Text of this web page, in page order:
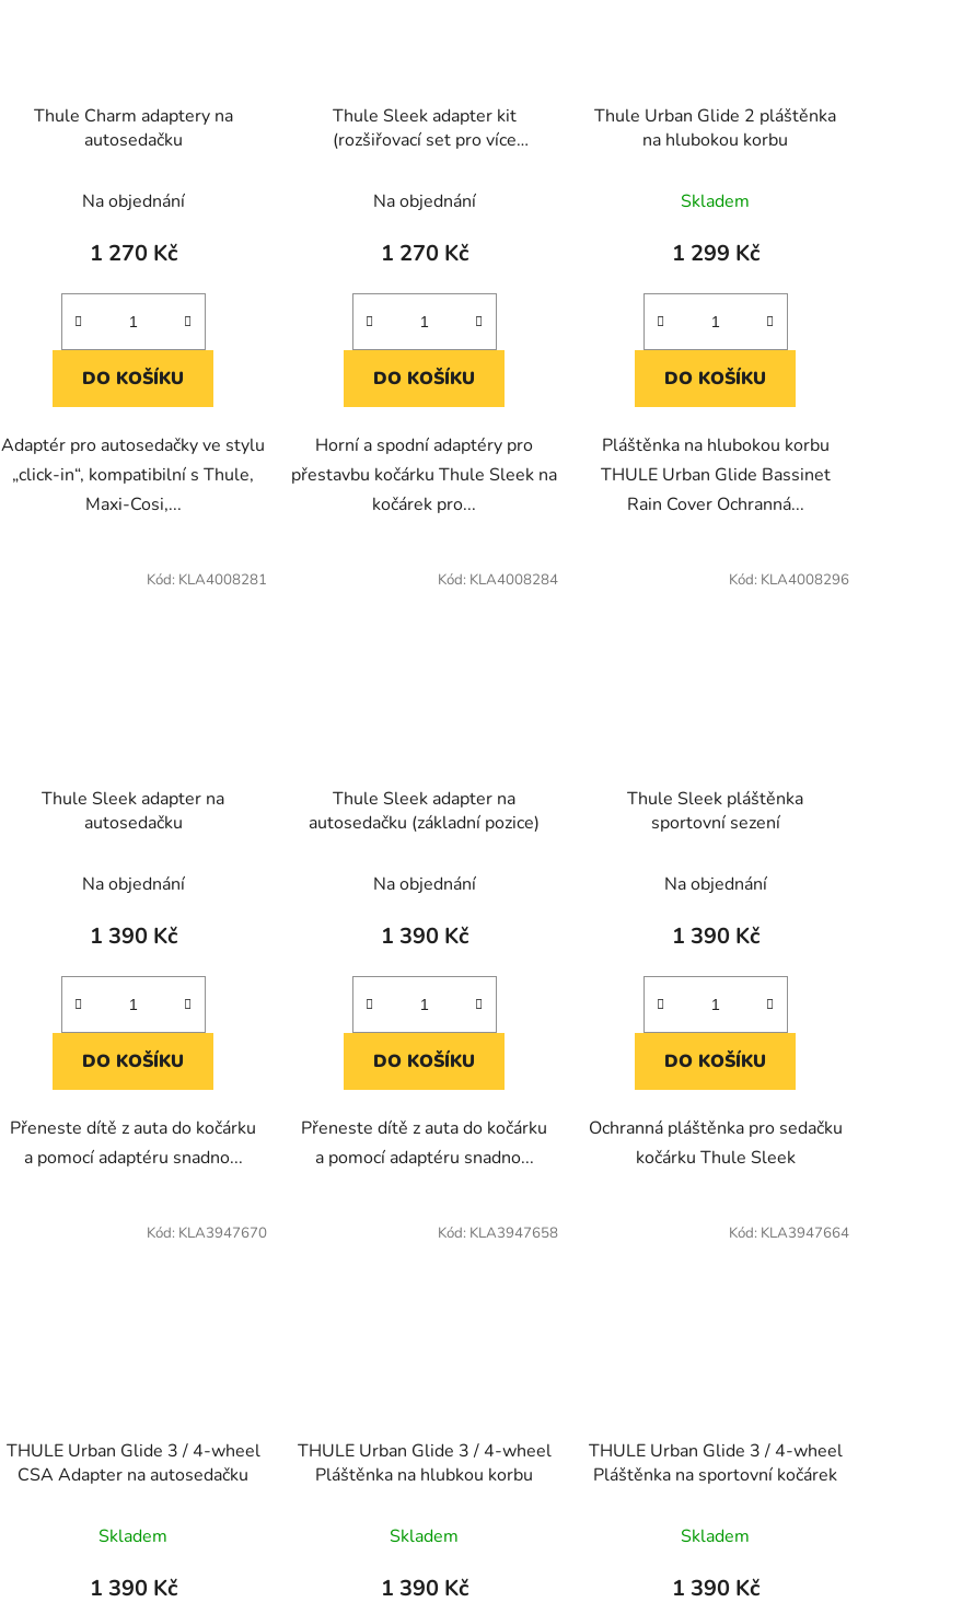
Thule Charm adaptery na
autosedačku
Na objednání
1 270 Kč
DO KOŠÍKU
Adaptér pro autosedačky ve stylu
„click-in“, kompatibilní s Thule,
Maxi-Cosi,...
Thule Sleek adapter kit
(rozšiřovací set pro více
Na objednání
1 270 Kč
DO KOŠÍKU
Horní a spodní adaptéry pro
přestavbu kočárku Thule Sleek na
kočárek pro...
Thule Urban Glide 2 pláštěnka
na hlubokou korbu
Skladem
1 299 Kč
DO KOŠÍKU
Pláštěnka na hlubokou korbu
THULE Urban Glide Bassinet
Rain Cover Ochranná...
Thule Sleek adapter na
autosedačku
Na objednání
1 390 Kč
DO KOŠÍKU
Přeneste dítě z auta do kočárku
a pomocí adaptéru snadno...
Kód: KLA4008281
Thule Sleek adapter na
autosedačku (základní pozice)
Na objednání
1 390 Kč
DO KOŠÍKU
Přeneste dítě z auta do kočárku
a pomocí adaptéru snadno...
Kód: KLA4008284
Thule Sleek pláštěnka
sportovní sezení
Na objednání
1 390 Kč
DO KOŠÍKU
Ochranná pláštěnka pro sedačku
kočárku Thule Sleek
Kód: KLA4008296
THULE Urban Glide 3 / 4-wheel
CSA Adapter na autosedačku
Skladem
1 390 Kč
Kód: KLA3947670
THULE Urban Glide 3 / 4-wheel
Pláštěnka na hlubkou korbu
Skladem
1 390 Kč
Kód: KLA3947658
THULE Urban Glide 3 / 4-wheel
Pláštěnka na sportovní kočárek
Skladem
1 390 Kč
Kód: KLA3947664